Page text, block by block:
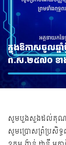
ក្នុងឱកាសចូលឆ្នាំ
ព.ស.២៥៧០ ខា
សូមបួងសួងដល់គុណព្រ
សូមប្រោសព្រំប្រសិទ្